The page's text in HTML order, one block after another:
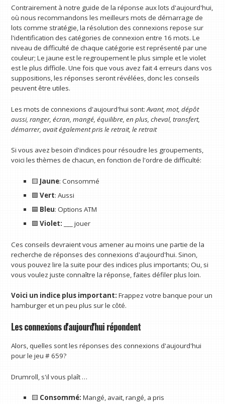
Contrairement à notre guide de la réponse aux lots d'aujourd'hui,
où nous recommandons les meilleurs mots de démarrage de
lots comme stratégie, la résolution des connexions repose sur
l'identification des catégories de connexion entre 16 mots. Le
niveau de difficulté de chaque catégorie est représenté par une
couleur; Le jaune est le regroupement le plus simple et le violet
est le plus difficile. Une fois que vous avez fait 4 erreurs dans vos
suppositions, les réponses seront révélées, donc les conseils
peuvent être utiles.
Les mots de connexions d'aujourd'hui sont:Avant, mot, dépôt
aussi, ranger, écran, mangé, équilibre, en plus, cheval, transfert,
démarrer, avait également pris le retrait, le retrait
Si vous avez besoin d'indices pour résoudre les groupements,
voici les thèmes de chacun, en fonction de l'ordre de difficulté:
🟨 Jaune: Consommé
🟩 Vert: Aussi
🟦 Bleu: Options ATM
🟪 Violet: ___ jouer
Ces conseils devraient vous amener au moins une partie de la
recherche de réponses des connexions d'aujourd'hui. Sinon,
vous pouvez lire la suite pour des indices plus importants; Ou, si
vous voulez juste connaître la réponse, faites défiler plus loin.
Voici un indice plus important:Frappez votre banque pour un
hamburger et un peu plus sur le côté.
Les connexions d'aujourd'hui répondent
Alors, quelles sont les réponses des connexions d'aujourd'hui
pour le jeu # 659?
Drumroll, s'il vous plaît …
🟨 Consommé: Mangé, avait, rangé, a pris